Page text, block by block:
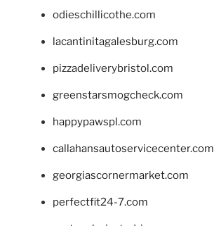
odieschillicothe.com
lacantinitagalesburg.com
pizzadeliverybristol.com
greenstarsmogcheck.com
happypawspl.com
callahansautoservicecenter.com
georgiascornermarket.com
perfectfit24-7.com